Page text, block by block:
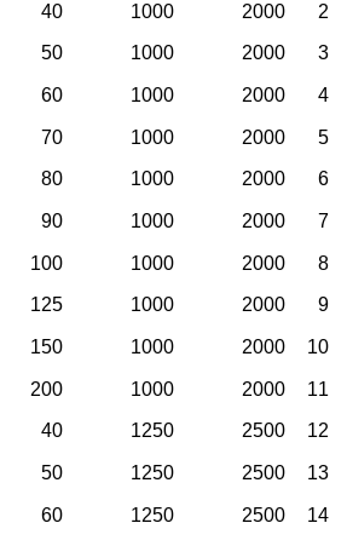
2
2000
1000
40
3
2000
1000
50
4
2000
1000
60
5
2000
1000
70
6
2000
1000
80
7
2000
1000
90
8
2000
1000
100
9
2000
1000
125
10
2000
1000
150
11
2000
1000
200
12
2500
1250
40
13
2500
1250
50
14
2500
1250
60